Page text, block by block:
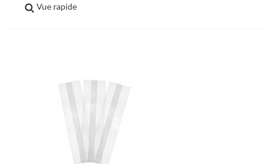
Vue rapide